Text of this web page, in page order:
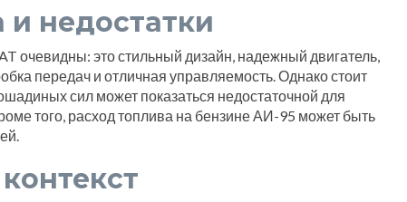
недостатки
очевидны: это стильный дизайн, надежный двигатель,
передач и отличная управляемость. Однако стоит
сил может показаться недостаточной для
того, расход топлива на бензине АИ-95 может быть